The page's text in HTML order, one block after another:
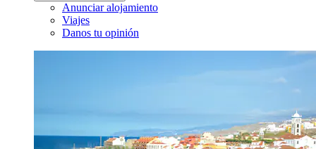
Anunciar alojamiento
Viajes
Danos tu opinión